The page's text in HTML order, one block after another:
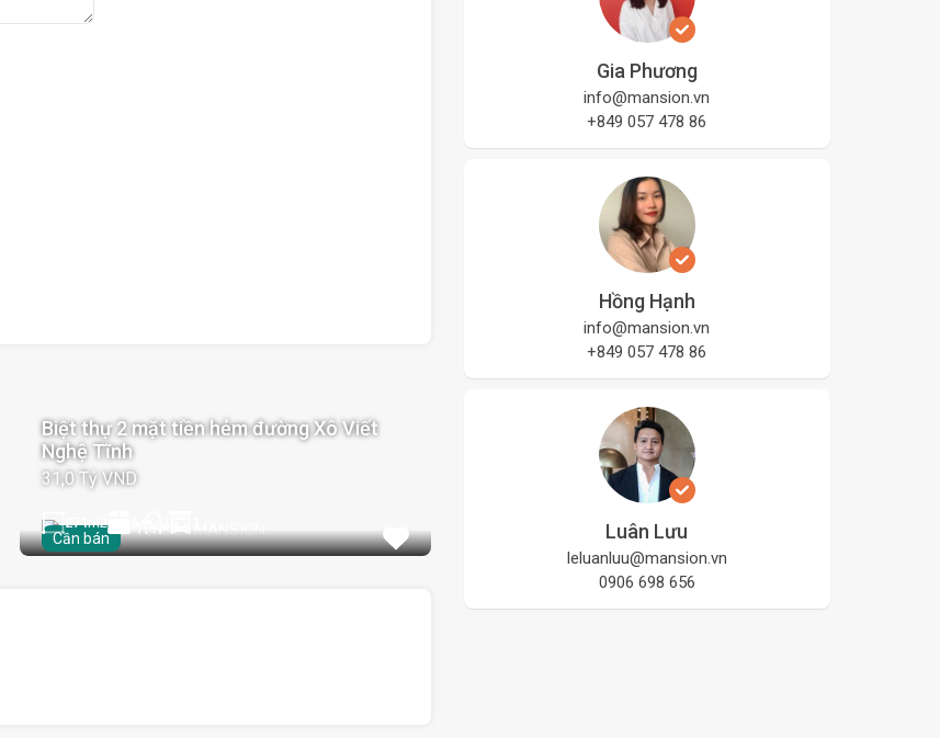
Cần bán
Biệt thự 2 mặt tiền hẻm đường Xô Viết
Nghệ Tĩnh
31,0 Tỷ VND
271m2
Gia Phương
info@mansion.vn
+849 057 478 86
Hồng Hạnh
info@mansion.vn
+849 057 478 86
Luân Lưu
leluanluu@mansion.vn
0906 698 656